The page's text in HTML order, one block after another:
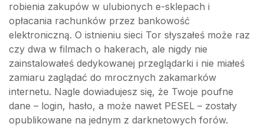
robienia zakupów w ulubionych e-sklepach i
opłacania rachunków przez bankowość
elektroniczną. O istnieniu sieci Tor słyszałeś może raz
czy dwa w filmach o hakerach, ale nigdy nie
zainstalowałeś dedykowanej przeglądarki i nie miałeś
zamiaru zaglądać do mrocznych zakamarków
internetu. Nagle dowiadujesz się, że Twoje poufne
dane – login, hasło, a może nawet PESEL – zostały
opublikowane na jednym z darknetowych forów.